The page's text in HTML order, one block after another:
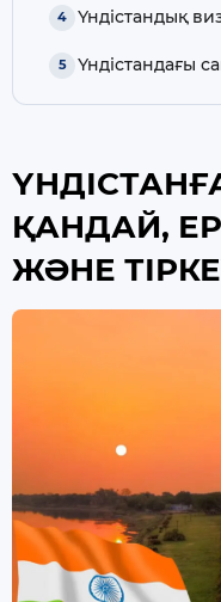
Үндістандық
Үндістандағы
ҚАНДАЙ,
ЖӘНЕ